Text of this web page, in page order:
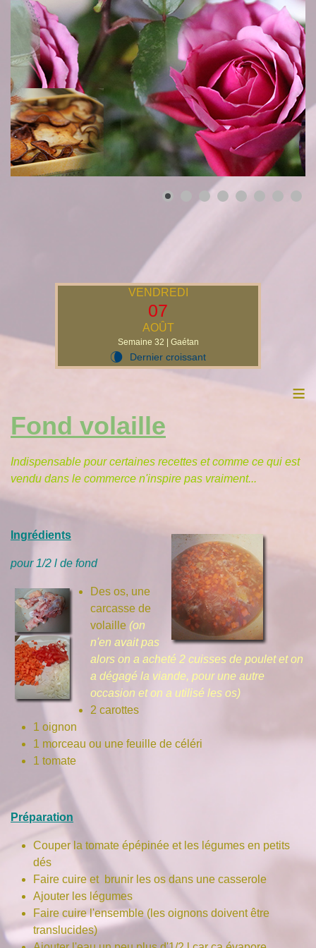
VENDREDI
07
AOÛT
Semaine 32 | Gaétan
V Dernier croissant
≡
Fond volaille
Indispensable pour certaines recettes et comme ce qui est
vendu dans le commerce n'inspire pas vraiment...
Ingrédients
pour 1/2 l de fond
Des os, une
carcasse de
volaille (on
n'en avait pas
alors on a acheté 2 cuisses de poulet et on
a dégagé la viande, pour une autre
occasion et on a utilisé les os)
2 carottes
1 oignon
1 morceau ou une feuille de céléri
1 tomate
Préparation
Couper la tomate épépinée et les légumes en petits
dés
Faire cuire et brunir les os dans une casserole
Ajouter les légumes
Faire cuire l'ensemble (les oignons doivent être
translucides)